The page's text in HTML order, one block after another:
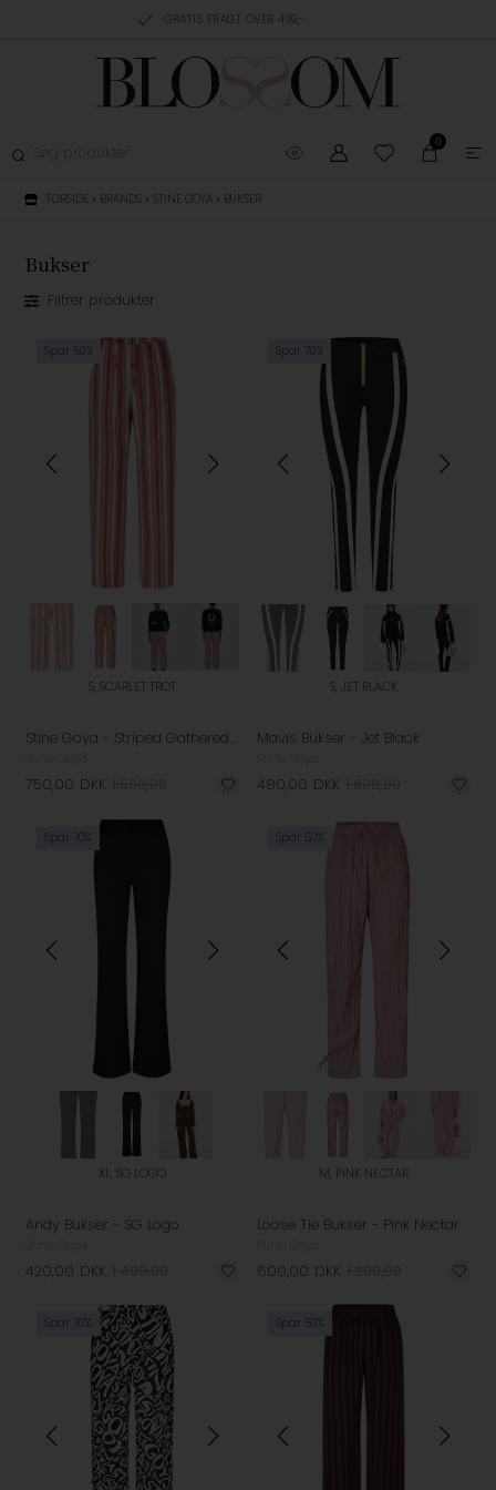
GRATIS FRAGT OVER 499,-
0
FORSIDE » BRANDS »STINE GOYA » BUKSER
Bukser
Filtrer produkter
Spar 50%
S, SCARLET TROT
Stine Goya - Striped Gathered Boxer Bukser - Scarlet Trot
750,00 DKK
Spar 70%
S, JET BLACK
Mavis Bukser - Jet Black
480,00 DKK
Spar 70%
XL, SG LOGO
Andy Bukser - SG Logo
420,00 DKK
Spar 50%
M, PINK NECTAR
Loose Tie Bukser - Pink Nectar
600,00 DKK
Spar 70% Spar 50%